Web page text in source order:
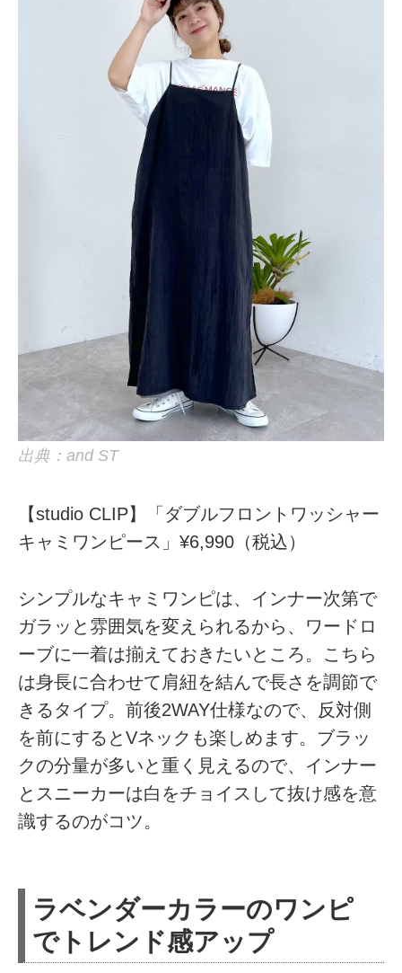
出典：and ST
【studio CLIP】「ダブルフロントワッシャー
キャミワンピース」¥6,990（税込）
シンプルなキャミワンピは、インナー次第で
ガラッと雰囲気を変えられるから、ワードロ
ーブに一着は揃えておきたいところ。こちら
は身長に合わせて肩紐を結んで長さを調節で
きるタイプ。前後2WAY仕様なので、反対側
を前にするとVネックも楽しめます。ブラッ
クの分量が多いと重く見えるので、インナー
とスニーカーは白をチョイスして抜け感を意
識するのがコツ。
ラベンダーカラーのワンピ
でトレンド感アップ